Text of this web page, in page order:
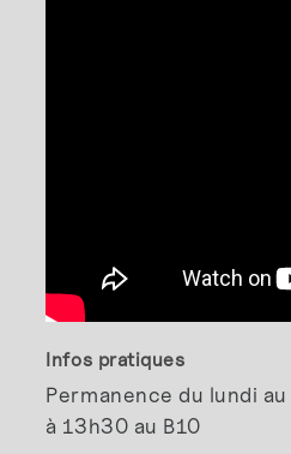
Infos pratiques
Permanence du lundi
à 13h30 au B10